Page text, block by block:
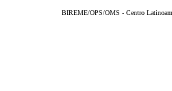
BIREME/OPS/OMS - Centro